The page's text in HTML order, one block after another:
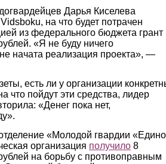
Дарья Киселева
на что будет потрачен
из федерального бюджета грант
«Я не буду ничего
начата реализация проекта», —
есть ли у организации
что пойдут эти средства, лидер
«Денег пока нет,
«Молодой гвардии
организация получило 8
на борьбу с противоправным